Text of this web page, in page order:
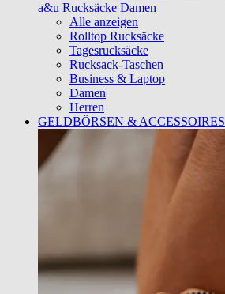
a&u Rucksäcke Damen
Alle anzeigen
Rolltop Rucksäcke
Tagesrucksäcke
Rucksack-Taschen
Business & Laptop
Damen
Herren
GELDBÖRSEN & ACCESSOIRES